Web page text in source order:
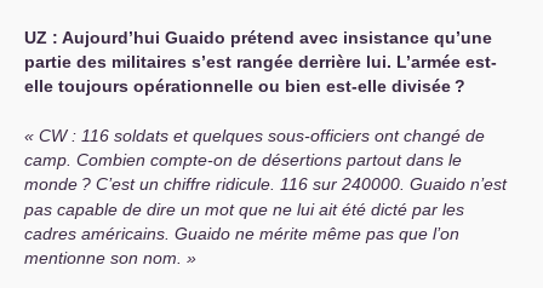
UZ : Aujourd’hui Guaido prétend avec insistance qu’une
partie des militaires s’est rangée derrière lui. L’armée est-
elle toujours opérationnelle ou bien est-elle divisée?
CW: 116 soldats et quelques sous-officiers ont changé de
camp. Combien compte-on de désertions partout dans le
monde ? C’est un chiffre ridicule. 116 sur 240000. Guaido n’est
pas capable de dire un mot que ne lui ait été dicté par les
cadres américains. Guaido ne mérite même pas que l’on
mentionne son nom.